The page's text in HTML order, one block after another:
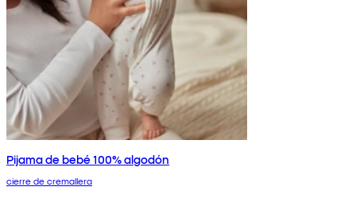
Pijama de bebé 100% algodón
cierre de cremallera